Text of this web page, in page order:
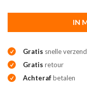
IN
Gratis snelle
Gratis retour
Achterafbetalen